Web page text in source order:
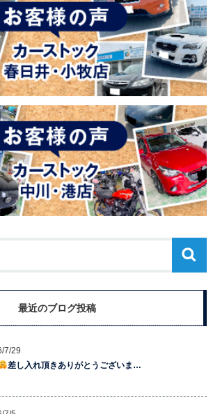
最近のブログ投稿
7/29
差し入れ頂きありがとうございま…